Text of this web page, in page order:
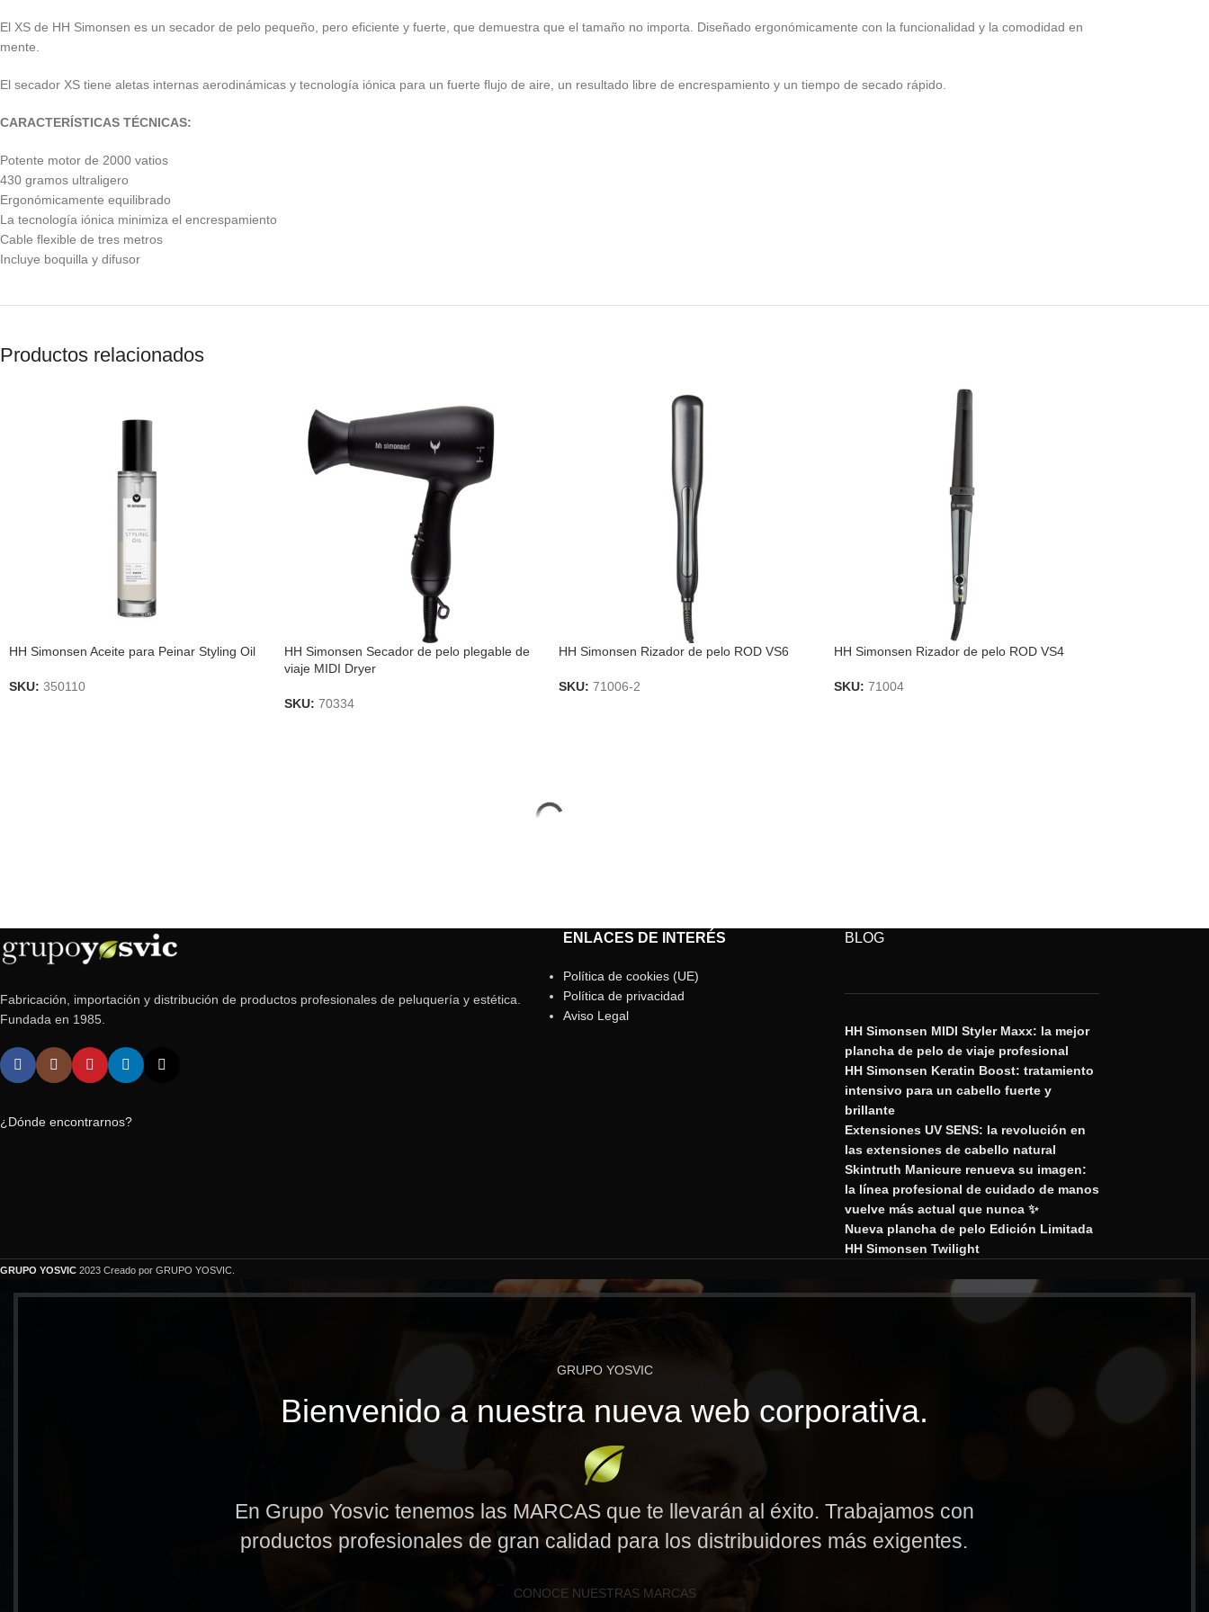
El XS de HH Simonsen es un secador de pelo pequeño, pero eficiente y fuerte, que demuestra que el tamaño no importa. Diseñado ergonómicamente con la funcionalidad y la comodidad en
mente.
El secador XS tiene aletas internas aerodinámicas y tecnología iónica para un fuerte flujo de aire, un resultado libre de encrespamiento y un tiempo de secado rápido.
CARACTERÍSTICAS TÉCNICAS:
Potente motor de 2000 vatios
430 gramos ultraligero
Ergonómicamente equilibrado
La tecnología iónica minimiza el encrespamiento
Cable flexible de tres metros
Incluye boquilla y difusor
Productos relacionados
HH Simonsen Aceite para Peinar Styling Oil
SKU: 350110
HH Simonsen Secador de pelo plegable de
viaje MIDI Dryer
SKU: 70334
HH Simonsen Rizador de pelo ROD VS6
SKU: 71006-2
HH Simonsen Rizador de pelo ROD VS4
SKU: 71004
Fabricación, importación y distribución de productos profesionales de peluquería y estética.
Fundada en 1985.
¿Dónde encontrarnos?
ENLACES DE INTERÉS
Política de cookies (UE)
Política de privacidad
Aviso Legal
BLOG
HH Simonsen MIDI Styler Maxx: la mejor
plancha de pelo de viaje profesional
HH Simonsen Keratin Boost: tratamiento
intensivo para un cabello fuerte y
brillante
Extensiones UV SENS: la revolución en
las extensiones de cabello natural
Skintruth Manicure renueva su imagen:
la línea profesional de cuidado de manos
vuelve más actual que nunca ✨
Nueva plancha de pelo Edición Limitada
HH Simonsen Twilight
GRUPO YOSVIC 2023 Creado por GRUPO YOSVIC.
GRUPO YOSVIC
Bienvenido a nuestra nueva web corporativa.
En Grupo Yosvic tenemos las MARCAS que te llevarán al éxito. Trabajamos con
productos profesionales de gran calidad para los distribuidores más exigentes.
CONOCE NUESTRAS MARCAS